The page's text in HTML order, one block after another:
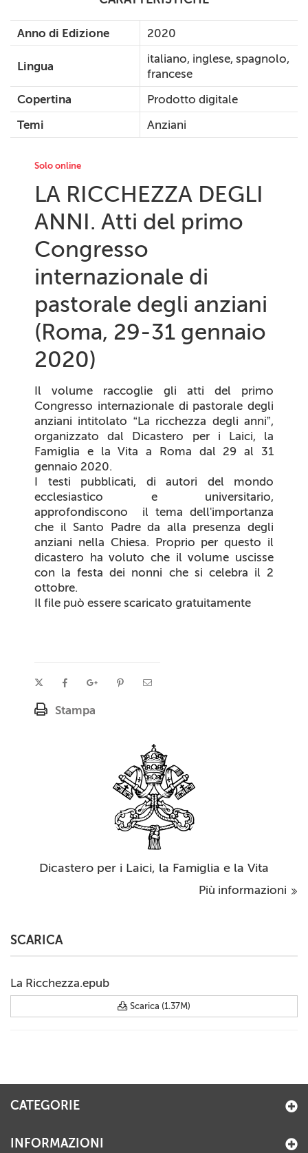
Anno di Edizione 2020
Lingua
italiano, inglese, spagnolo,
francese
Copertina
Prodotto digitale
Temi
Anziani
Solo online
LA RICCHEZZA DEGLI
ANNI. Atti del primo
Congresso
internazionale di
pastorale degli anziani
(Roma, 29-31 gennaio
2020)
Il volume raccoglie gli atti del primo
Congresso internazionale di pastorale degli
anziani intitolato “La ricchezza degli anni”,
organizzato dal Dicastero per i Laici, la
Famiglia e la Vita a Roma dal 29 al 31
gennaio 2020.
I testi pubblicati, di autori del mondo
ecclesiastico e universitario,
approfondiscono il tema dell'importanza
che il Santo Padre da alla presenza degli
anziani nella Chiesa. Proprio per questo il
dicastero ha voluto che il volume uscisse
con la festa dei nonni che si celebra il 2
ottobre.
Il file può essere scaricato gratuitamente
Stampa
Dicastero per i Laici, la Famiglia e la Vita
Più informazioni
SCARICA
La Ricchezza.epub
Scarica (1.37M)
CATEGORIE
INFORMAZIONI